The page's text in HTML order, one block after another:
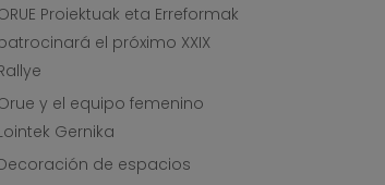
Proiektuak eta Erreformak
el próximo XXIX
y el equipo femenino
Gernika
de espacios